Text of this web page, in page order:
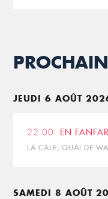
JEUDI 6 AOÛT
22:00 EN
LA CALE, QUAI DE
SAMEDI 8 AOÛT